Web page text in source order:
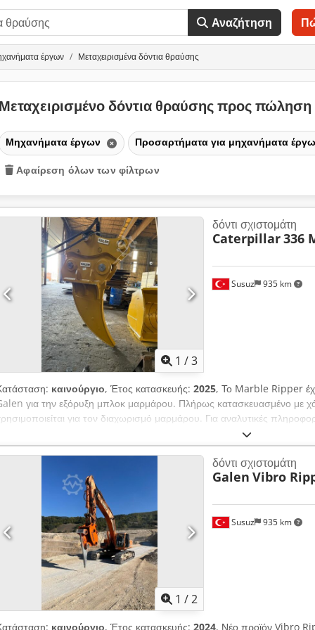
Αναζήτηση
έργων Μεταχειρισμένα δόντια θραύσης
δόντια θραύσης προς πώληση
Μηχανήματα έργων Προσαρτήματα για μηχανήματα
Αφαίρεση όλων των φίλτρων
1 /3
Susuz 935 km
δόντι σχιστομάτη
Caterpillar336
καινούργιο, Έτος κατασκευής: 2025, Το Marble Ripper
για την εξόρυξη μπλοκ μαρμάρου. Πλήρως κατασκευασμένο με
για τον διαχωρισμό μαρμάρου. Για αναλυτικές
1 /2
Susuz 935 km
δόντι σχιστομάτη
Galen Vibro
καινούργιο, Έτος κατασκευής: 2024, Νέο προϊόν Vibro